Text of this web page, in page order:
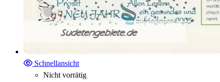
Schnellansicht
Nicht vorrätig